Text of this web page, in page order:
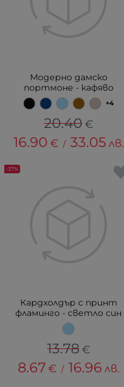
Модерно дамско
портмоне - кафяво
+4
20.40 €
16.90 € / 33.05 лв.
Кардхолдър с принт
фламинго - светло син
13.78 €
8.67 € / 16.96 лв.
-37%